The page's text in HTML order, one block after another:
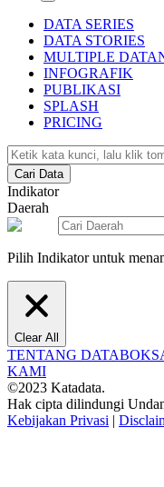
DATA SERIES
DATA STORIES
MULTIPLE DATA
INFOGRAFIK
PUBLIKASI
SPLASH
PRICING
Cari Data
Indikator
Daerah
Pilih Indikator untuk
Clear All
TENTANG DATABOKS
KAMI
©2023 Katadata.
Hak cipta dilindungi
Kebijakan Privasi |